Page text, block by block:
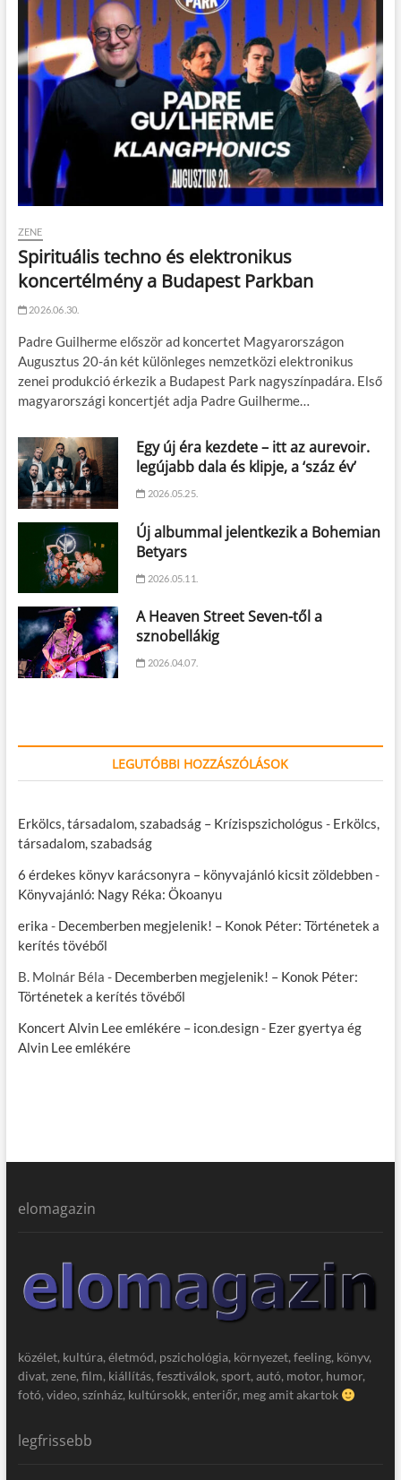
ZENE
Spirituális techno és elektronikus
koncertélmény a Budapest Parkban
2026.06.30.
Padre Guilherme először ad koncertet Magyarországon
Augusztus 20-án két különleges nemzetközi elektronikus
zenei produkció érkezik a Budapest Park nagyszínpadára. Első
magyarországi koncertjét adja Padre Guilherme…
Egy új éra kezdete – itt az aurevoir.
legújabb dala és klipje, a ‘száz év’
2026.05.25.
Új albummal jelentkezik a Bohemian
Betyars
2026.05.11.
A Heaven Street Seven-től a
sznobellákig
2026.04.07.
LEGUTÓBBI HOZZÁSZÓLÁSOK
Erkölcs, társadalom, szabadság – Krízispszichológus - Erkölcs,
társadalom, szabadság
6 érdekes könyv karácsonyra – könyvajánló kicsit zöldebben-
Könyvajánló: Nagy Réka: Ökoanyu
erika - Decemberben megjelenik! – Konok Péter: Történetek a
kerítés tövéből
B. Molnár Béla - Decemberben megjelenik! – Konok Péter:
Történetek a kerítés tövéből
Koncert Alvin Lee emlékére – icon.design- Ezer gyertya ég
Alvin Lee emlékére
elomagazin
közélet, kultúra, életmód, pszichológia, környezet, feeling, könyv,
divat, zene, film, kiállítás, fesztiválok, sport, autó, motor, humor,
fotó, video, színház, kultúrsokk, enteriőr, meg amit akartok
legfrissebb